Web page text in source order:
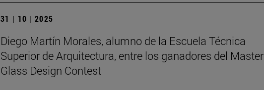
31 | 10 | 2025
Diego Martín Morales, alumno de la Escuela Técnica
Superior de Arquitectura, entre los ganadores del Master
Glass Design Contest